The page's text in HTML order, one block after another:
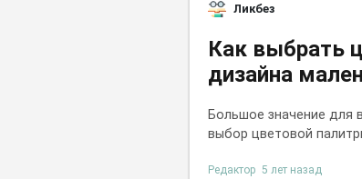
Ликбез
Как выбрать
дизайна
Большое значение для
выбор цветовой
Редактор 5 лет назад